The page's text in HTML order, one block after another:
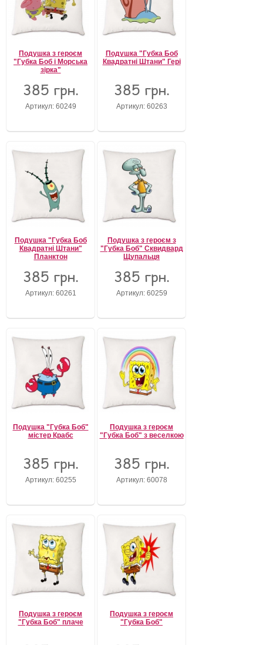
Подушка з героєм
"Губка Боб і Морська
зірка"
385 грн.
Артикул: 60249
Подушка "Губка Боб
Квадратні Штани" Гері
385 грн.
Артикул: 60263
Подушка "Губка Боб
Квадратні Штани"
Планктон
385 грн.
Артикул: 60261
Подушка з героєм з
"Губка Боб" Сквидвард
Щупальця
385 грн.
Артикул: 60259
Подушка "Губка Боб"
містер Крабс
385 грн.
Артикул: 60255
Подушка з героєм
"Губка Боб" з веселкою
385 грн.
Артикул: 60078
Подушка з героєм
"Губка Боб" плаче
Подушка з героєм
"Губка Боб"